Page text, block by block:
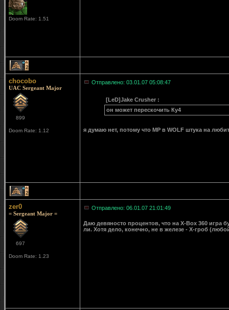
Doom Rate: 1.51
2
chocobo
UAC Sergeant Major
899
Doom Rate: 1.12
Отправлено: 03.01.07 05:08:47
[LeD]Jake Crusher :
он может перескочить Ку4
я думаю нет, потому что MP в WOLF штука на
2
zer0
= Sergeant Major =
697
Doom Rate: 1.23
Отправлено: 06.01.07 21:01:49
Даю девяносто процентов, что на X-Box 360 игра
ли. Хотя дело, конечно, не в железе - Х-гроб